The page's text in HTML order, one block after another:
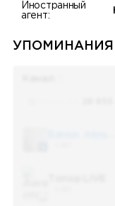
Иностранный
агент: